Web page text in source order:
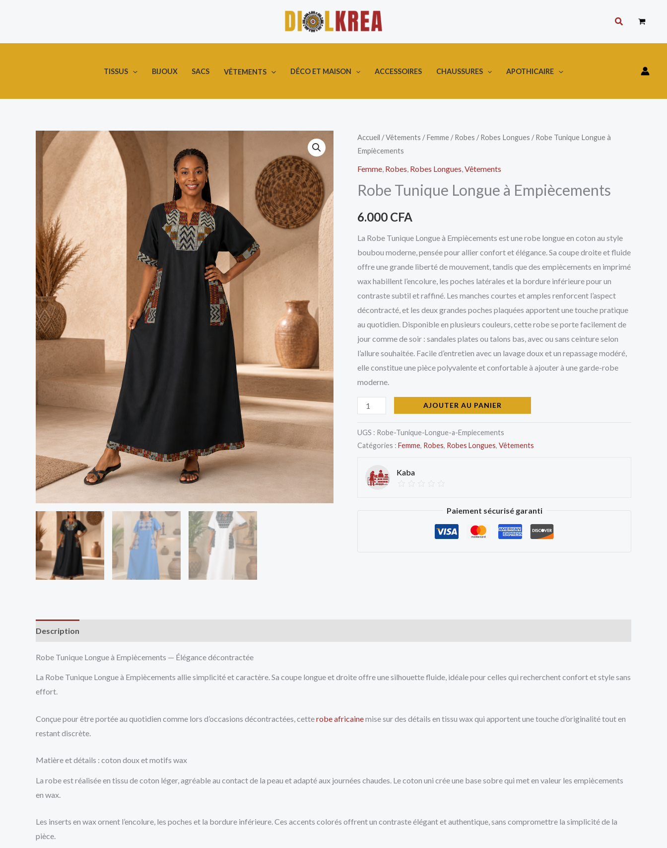
Rechercher
TISSUS BIJOUX SACS VÊTEMENTS DÉCO ET MAISON ACCESSOIRES CHAUSSURES APOTHICAIRE
Accueil /Vêtements /Femme /Robes /Robes Longues / Robe Tunique Longue à
Empiècements
Femme Robes Robes Longues Vêtements
Robe Tunique Longue à Empiècements
6.000 CFA
La Robe Tunique Longue à Empiècements est une robe longue en coton au style
boubou moderne, pensée pour allier confort et élégance. Sa coupe droite et fluide
offre une grande liberté de mouvement, tandis que des empiècements en imprimé
wax habillent l’encolure, les poches latérales et la bordure inférieure pour un
contraste subtil et raffiné. Les manches courtes et amples renforcent l’aspect
décontracté, et les deux grandes poches plaquées apportent une touche pratique
au quotidien. Disponible en plusieurs couleurs, cette robe se porte facilement de
jour comme de soir : sandales plates ou talons bas, avec ou sans ceinture selon
l’allure souhaitée. Facile d’entretien avec un lavage doux et un repassage modéré,
elle constitue une pièce polyvalente et confortable à ajouter à une garde-robe
moderne.
quantité
de
Robe
Longue
Empiècements
AJOUTER AU PANIER
UGS : Robe-Tunique-Longue-a-Empiecements
Catégories : Femme, Robes, Robes Longues, Vêtements
Kaba
Paiement sécurisé garanti
Description
Robe Tunique Longue à Empiècements — Élégance décontractée
La Robe Tunique Longue à Empiècements allie simplicité et caractère. Sa coupe longue et droite offre une silhouette fluide, idéale pour celles qui recherchent confort et style sans
effort.
Conçue pour être portée au quotidien comme lors d’occasions décontractées, cetterobe africainemise sur des détails en tissu wax qui apportent une touche d’originalité tout en
restant discrète.
Matière et détails : coton doux et motifs wax
La robe est réalisée en tissu de coton léger, agréable au contact de la peau et adapté aux journées chaudes. Le coton uni crée une base sobre qui met en valeur les empiècements
en wax.
Les inserts en wax ornent l’encolure, les poches et la bordure inférieure. Ces accents colorés offrent un contraste élégant et authentique, sans compromettre la simplicité de la
pièce.